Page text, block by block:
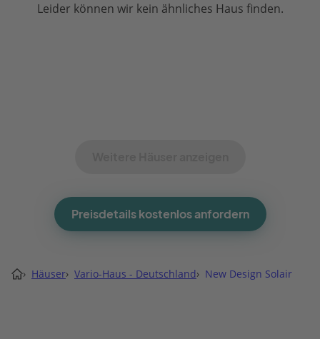
Leider können wir kein ähnliches Haus finden.
Preisdetails kostenlos anfordern
› Häuser› Vario-Haus - Deutschland› New Design Solair